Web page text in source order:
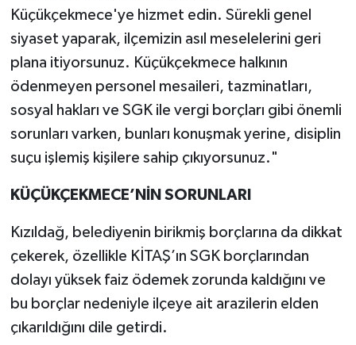
Küçükçekmece'ye hizmet edin. Sürekli genel
siyaset yaparak, ilçemizin asıl meselelerini geri
plana itiyorsunuz. Küçükçekmece halkının
ödenmeyen personel mesaileri, tazminatları,
sosyal hakları ve SGK ile vergi borçları gibi önemli
sorunları varken, bunları konuşmak yerine, disiplin
suçu işlemiş kişilere sahip çıkıyorsunuz."
KÜÇÜKÇEKMECE’NİN SORUNLARI
Kızıldağ, belediyenin birikmiş borçlarına da dikkat
çekerek, özellikle KİTAŞ’ın SGK borçlarından
dolayı yüksek faiz ödemek zorunda kaldığını ve
bu borçlar nedeniyle ilçeye ait arazilerin elden
çıkarıldığını dile getirdi.